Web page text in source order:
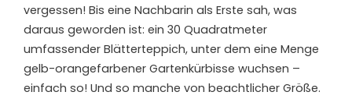
vergessen! Bis eine Nachbarin als Erste sah, was
daraus geworden ist: ein 30 Quadratmeter
umfassender Blätterteppich, unter dem eine Menge
gelb-orangefarbener Gartenkürbisse wuchsen –
einfach so! Und so manche von beachtlicher Größe.